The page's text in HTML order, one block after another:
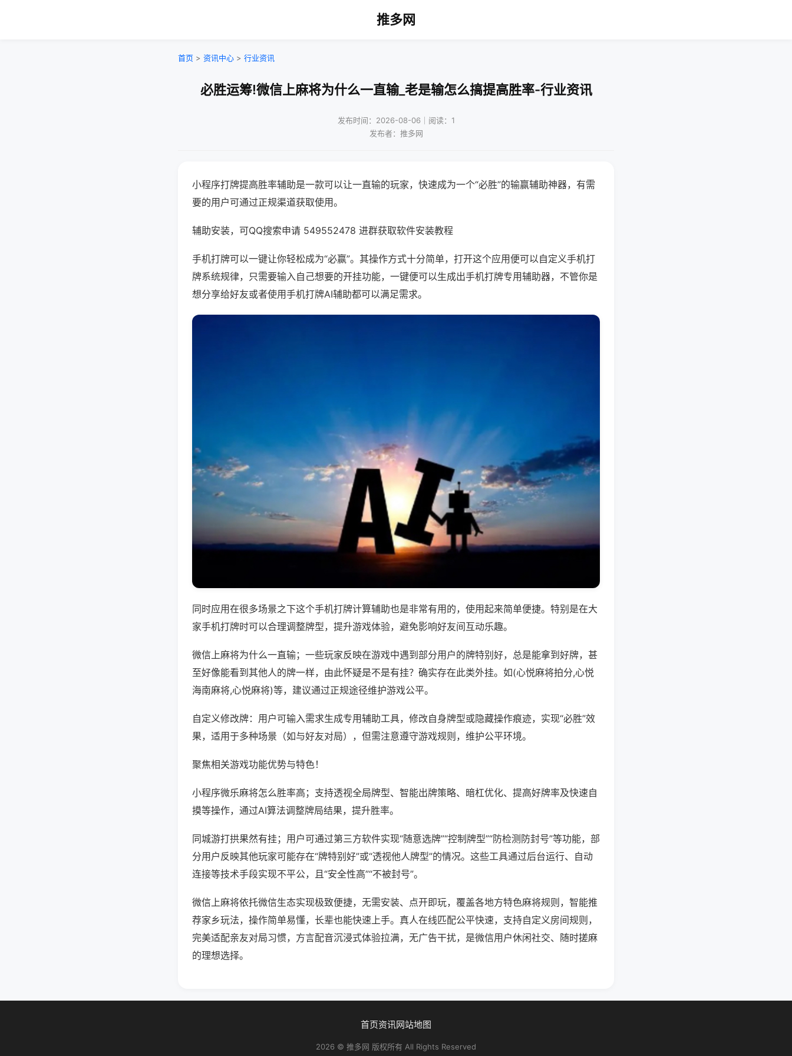
推多网
首页 > 资讯中心 > 行业资讯
必胜运筹!微信上麻将为什么一直输_老是输怎么搞提高胜率-行业资讯
发布时间：2026-08-06｜阅读：1
发布者：推多网
小程序打牌提高胜率辅助是一款可以让一直输的玩家，快速成为一个“必胜”的输赢辅助神器，有需
要的用户可通过正规渠道获取使用。
辅助安装，可QQ搜索申请 549552478 进群获取软件安装教程
手机打牌可以一键让你轻松成为“必赢”。其操作方式十分简单，打开这个应用便可以自定义手机打
牌系统规律，只需要输入自己想要的开挂功能，一键便可以生成出手机打牌专用辅助器，不管你是
想分享给好友或者使用手机打牌AI辅助都可以满足需求。
同时应用在很多场景之下这个手机打牌计算辅助也是非常有用的，使用起来简单便捷。特别是在大
家手机打牌时可以合理调整牌型，提升游戏体验，避免影响好友间互动乐趣。
微信上麻将为什么一直输；一些玩家反映在游戏中遇到部分用户的牌特别好，总是能拿到好牌，甚
至好像能看到其他人的牌一样，由此怀疑是不是有挂？确实存在此类外挂。如(心悦麻将拍分,心悦
海南麻将,心悦麻将)等，建议通过正规途径维护游戏公平。
自定义修改牌：用户可输入需求生成专用辅助工具，修改自身牌型或隐藏操作痕迹，实现“必胜”效
果，适用于多种场景（如与好友对局），但需注意遵守游戏规则，维护公平环境。
聚焦相关游戏功能优势与特色！
小程序微乐麻将怎么胜率高；支持透视全局牌型、智能出牌策略、暗杠优化、提高好牌率及快速自
摸等操作，通过AI算法调整牌局结果，提升胜率。
同城游打拱果然有挂；用户可通过第三方软件实现“随意选牌”“控制牌型”“防检测防封号”等功能，部
分用户反映其他玩家可能存在“牌特别好”或“透视他人牌型”的情况。这些工具通过后台运行、自动
连接等技术手段实现不平公，且“安全性高”“不被封号”。
微信上麻将依托微信生态实现极致便捷，无需安装、点开即玩，覆盖各地方特色麻将规则，智能推
荐家乡玩法，操作简单易懂，长辈也能快速上手。真人在线匹配公平快速，支持自定义房间规则，
完美适配亲友对局习惯，方言配音沉浸式体验拉满，无广告干扰，是微信用户休闲社交、随时搓麻
的理想选择。
首页资讯网站地图
2026 © 推多网 版权所有 All Rights Reserved